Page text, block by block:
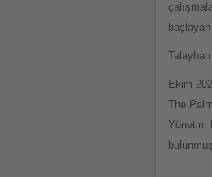
Ekim
The
Yönetim